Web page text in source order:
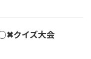
クイズ大会